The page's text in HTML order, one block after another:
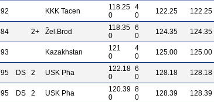
92 KKK Tacen
118.25
0
4
0
122.25 122.25
84 2+ Žel.Brod
118.35
0
6
0
124.35 124.35
93 Kazakhstan
121
0
4
0
125.00 125.00
95 DS 2 USK Pha
122.18
0
6
0
128.18 128.18
95 DS 2 USK Pha
120.39
0
8
0
128.39 128.39